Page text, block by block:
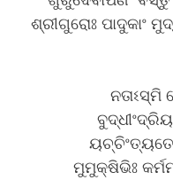
ଶ୍ରୀଗୁରୋଃ ପାଦୁକାଂ
ନତାଽସ୍ମି
ମୁମୁକ୍ଷିଭିଃ